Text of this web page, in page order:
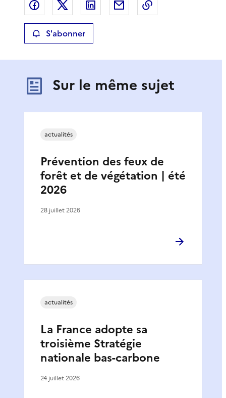
Partager sur Facebook
Partager sur XPartager sur LinkedIn
Partager par email
S'abonner
Sur le même sujet
Prévention des feux de
forêt et de végétation | été
2026
actualités
28 juillet 2026
La France adopte sa
troisième Stratégie
nationale bas-carbone
actualités
24 juillet 2026